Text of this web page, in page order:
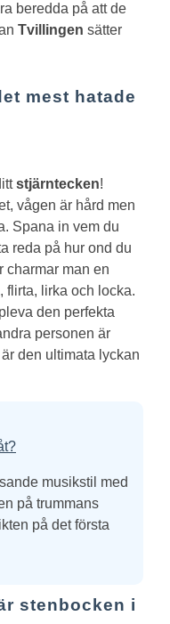
beredda på att de
Tvillingen sätter
mest hatade
stjärntecken!
vågen är hård men
Spana in vem du
reda på hur ond du
charmar man en
, flirta, lirka och locka.
den perfekta
personen är
den ultimata lyckan
musikstil med
på trummans
på det första
stenbocken i